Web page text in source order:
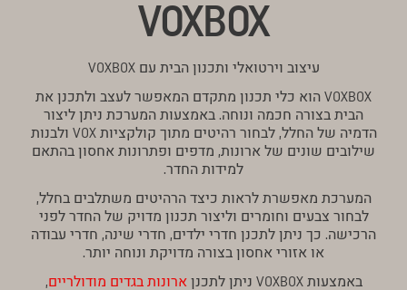
VOXBOX
עיצוב וירטואלי ותכנון הבית עם VOXBOX
VOXBOX הוא כלי תכנון מתקדם המאפשר לעצב ולתכנן את
הבית בצורה חכמה ונוחה. באמצעות המערכת ניתן ליצור
הדמיה של החלל, לבחור רהיטים מתוך קולקציות VOX ולבנות
שילובים שונים של ארונות, מדפים ופתרונות אחסון בהתאם
למידות החדר.
המערכת מאפשרת לראות כיצד הרהיטים משתלבים בחלל,
לבחור צבעים וחומרים וליצור תכנון מדויק של החדר לפני
הרכישה. כך ניתן לתכנן חדרי ילדים, חדרי שינה, חדרי עבודה
או אזורי אחסון בצורה מדויקת ונוחה יותר.
באמצעות VOXBOX ניתן לתכנן
ארונות בגדים מודולריים,